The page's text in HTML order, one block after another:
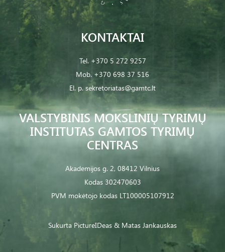
VALSTYBINIS MOKSLINIŲ TYRIMŲ
INSTITUTAS GAMTOS TYRIMŲ
CENTRAS
Akademijos g. 2, 08412 Vilnius
Kodas 302470603
PVM mokėtojo kodas LT100005107912
KONTAKTAI
Tel. +370 5 272 9257
Mob. +370 698 37 516
El. p. sekretoriatas@gamtc.lt
Sukurta PictureIDeas & Matas Jankauskas